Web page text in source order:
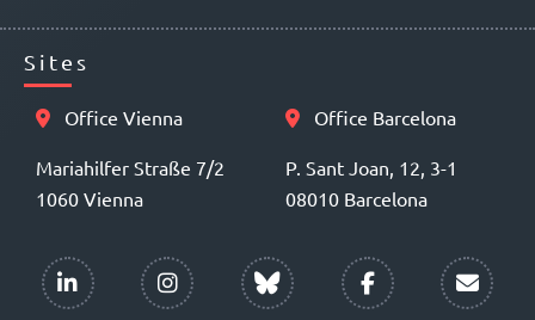
Sites
Office Vienna
Mariahilfer Straße 7/2
1060 Vienna
Office Barcelona
P. Sant Joan, 12, 3-1
08010 Barcelona